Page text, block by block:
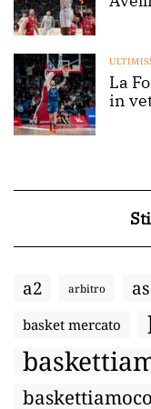
La
in
a2 arbitro
basket mercato